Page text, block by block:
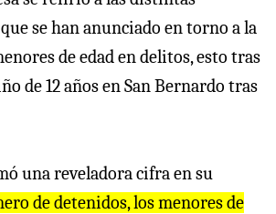
se han anunciado en torno a la
de edad en delitos, esto tras
de 12 años en San Bernardo tras
una reveladora cifra en su
de detenidos, los menores de